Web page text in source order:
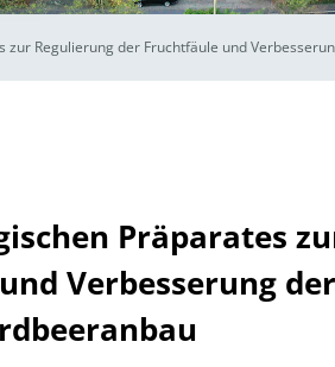
Regulierung der Fruchtfäule und
Präparates
Verbesserung der